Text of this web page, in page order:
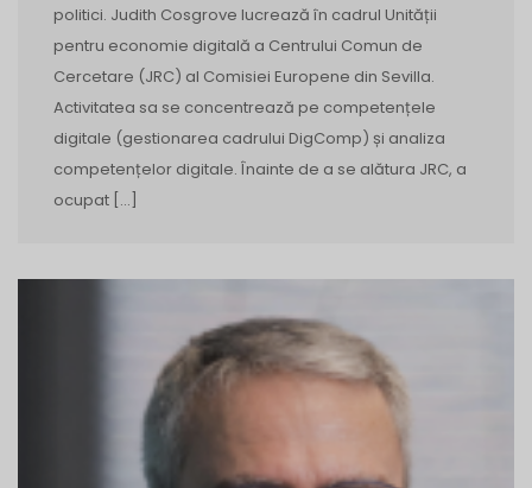
politici. Judith Cosgrove lucrează în cadrul Unității
pentru economie digitală a Centrului Comun de
Cercetare (JRC) al Comisiei Europene din Sevilla.
Activitatea sa se concentrează pe competențele
digitale (gestionarea cadrului DigComp) și analiza
competențelor digitale. Înainte de a se alătura JRC, a
ocupat […]